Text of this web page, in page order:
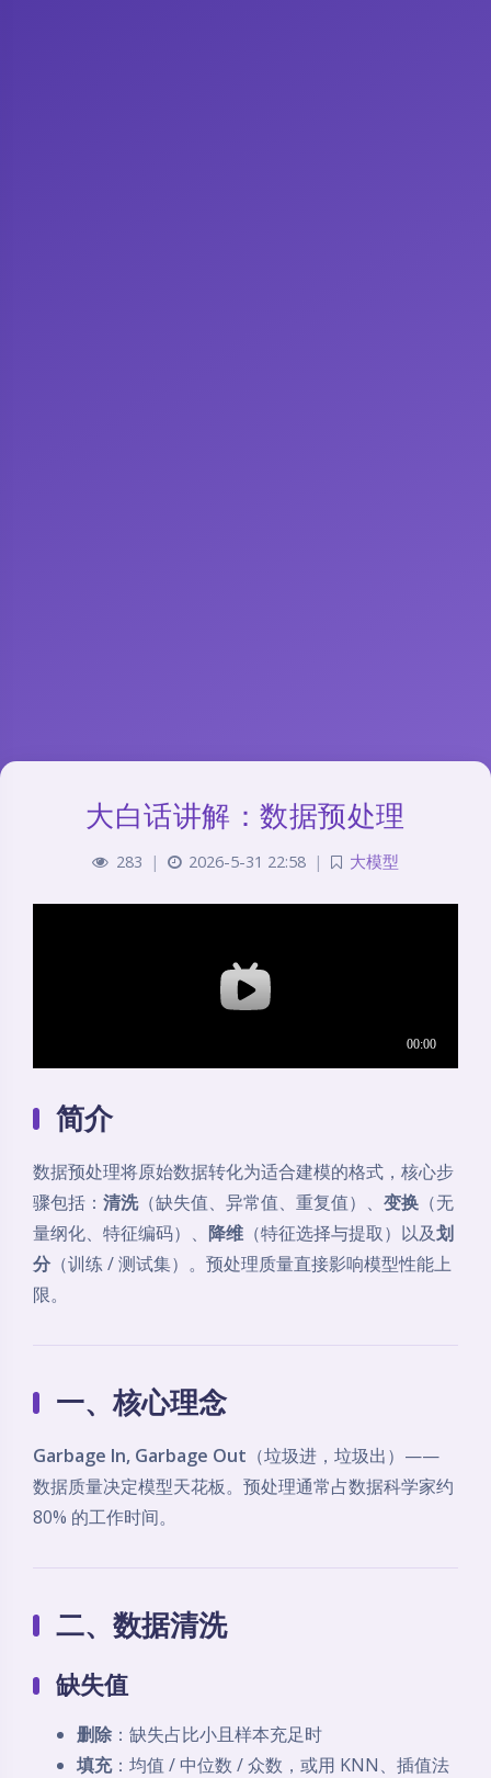
大白话讲解：数据预处理
283 | 2026-5-31 22:58 | 大模型
简介
数据预处理将原始数据转化为适合建模的格式，核心步
骤包括： 清洗（缺失值、异常值、重复值）、 变换 （无
量纲化、特征编码）、 降维 （特征选择与提取）以及划
分 （训练 / 测试集）。预处理质量直接影响模型性能上
限。
一、核心理念
Garbage In, Garbage Out （垃圾进，垃圾出）——
数据质量决定模型天花板。预处理通常占数据科学家约
80% 的工作时间。
二、数据清洗
缺失值
删除 ：缺失占比小且样本充足时
填充：均值 / 中位数 / 众数，或用 KNN、插值法